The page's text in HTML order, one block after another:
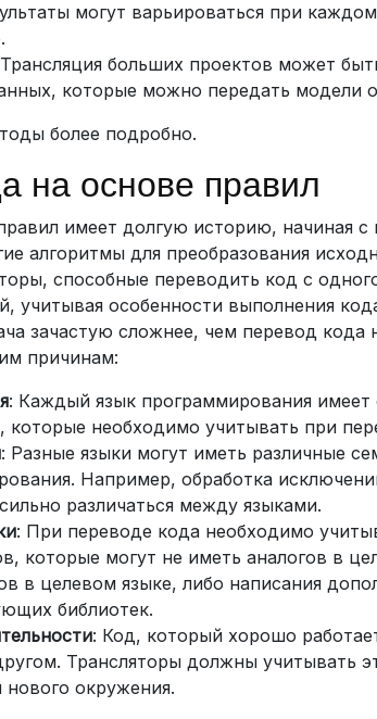
могут варьироваться при
больших проектов может
которые можно передать модели
более подробно.
на основе правил
имеет долгую историю, начиная
алгоритмы для преобразования
способные переводить код с
учитывая особенности выполнения
зачастую сложнее, чем перевод кода
причинам:
: Каждый язык программирования имеет
которые необходимо учитывать при
: Разные языки могут иметь различные
Например, обработка
различаться между языками.
: При переводе кода необходимо
которые могут не иметь аналогов в
в целевом языке, либо написания
библиотек.
: Код, который хорошо
Трансляторы должны учитывать
окружения.